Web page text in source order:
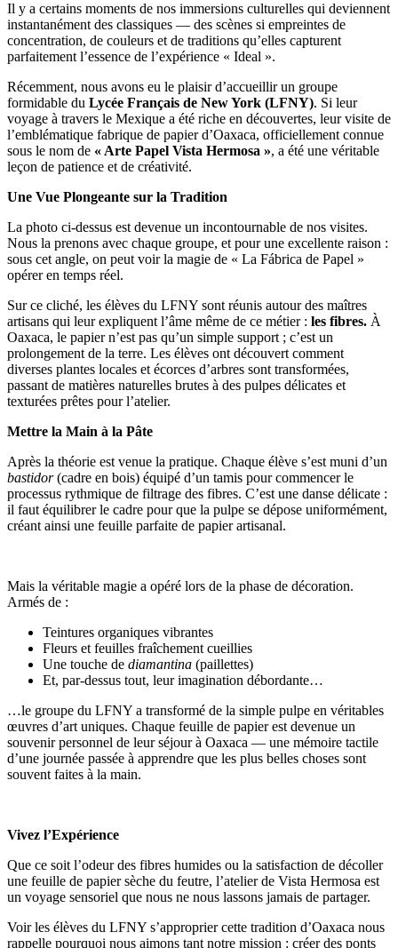
Il y a certains moments de nos immersions culturelles qui deviennent
instantanément des classiques — des scènes si empreintes de
concentration, de couleurs et de traditions qu’elles capturent
parfaitement l’essence de l’expérience « Ideal ».
Récemment, nous avons eu le plaisir d’accueillir un groupe
formidable du Lycée Français de New York (LFNY). Si leur
voyage à travers le Mexique a été riche en découvertes, leur visite de
l’emblématique fabrique de papier d’Oaxaca, officiellement connue
sous le nom de « Arte Papel Vista Hermosa », a été une véritable
leçon de patience et de créativité.
Une Vue Plongeante sur la Tradition
La photo ci-dessus est devenue un incontournable de nos visites.
Nous la prenons avec chaque groupe, et pour une excellente raison :
sous cet angle, on peut voir la magie de « La Fábrica de Papel »
opérer en temps réel.
Sur ce cliché, les élèves du LFNY sont réunis autour des maîtres
artisans qui leur expliquent l’âme même de ce métier : les fibres. À
Oaxaca, le papier n’est pas qu’un simple support ; c’est un
prolongement de la terre. Les élèves ont découvert comment
diverses plantes locales et écorces d’arbres sont transformées,
passant de matières naturelles brutes à des pulpes délicates et
texturées prêtes pour l’atelier.
Mettre la Main à la Pâte
Après la théorie est venue la pratique. Chaque élève s’est muni d’un
bastidor(cadre en bois) équipé d’un tamis pour commencer le
processus rythmique de filtrage des fibres. C’est une danse délicate :
il faut équilibrer le cadre pour que la pulpe se dépose uniformément,
créant ainsi une feuille parfaite de papier artisanal.
Mais la véritable magie a opéré lors de la phase de décoration.
Armés de :
Teintures organiques vibrantes
Fleurs et feuilles fraîchement cueillies
Une touche de diamantina (paillettes)
Et, par-dessus tout, leur imagination débordante…
…le groupe du LFNY a transformé de la simple pulpe en véritables
œuvres d’art uniques. Chaque feuille de papier est devenue un
souvenir personnel de leur séjour à Oaxaca — une mémoire tactile
d’une journée passée à apprendre que les plus belles choses sont
souvent faites à la main.
Vivez l’Expérience
Que ce soit l’odeur des fibres humides ou la satisfaction de décoller
une feuille de papier sèche du feutre, l’atelier de Vista Hermosa est
un voyage sensoriel que nous ne nous lassons jamais de partager.
Voir les élèves du LFNY s’approprier cette tradition d’Oaxaca nous
rappelle pourquoi nous aimons tant notre mission : créer des ponts